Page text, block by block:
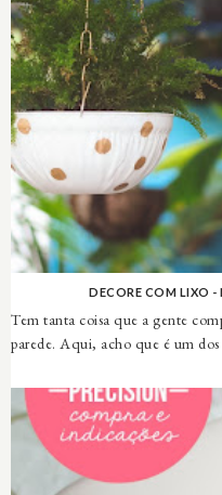
DECORE COM LIXO -
Tem tanta coisa que a gente
parede. Aqui, acho que é um